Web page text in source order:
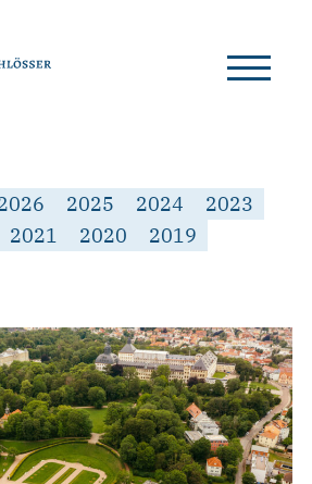
2025 2024
2023
2021 2020 2019